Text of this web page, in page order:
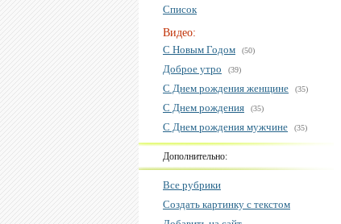
Список
Видео:
С Новым Годом
(50)
Доброе утро (39)
С Днем рождения женщине (35)
С Днем рождения (35)
С Днем рождения мужчине (35)
Дополнительно:
Все рубрики
Создать картинку с текстом